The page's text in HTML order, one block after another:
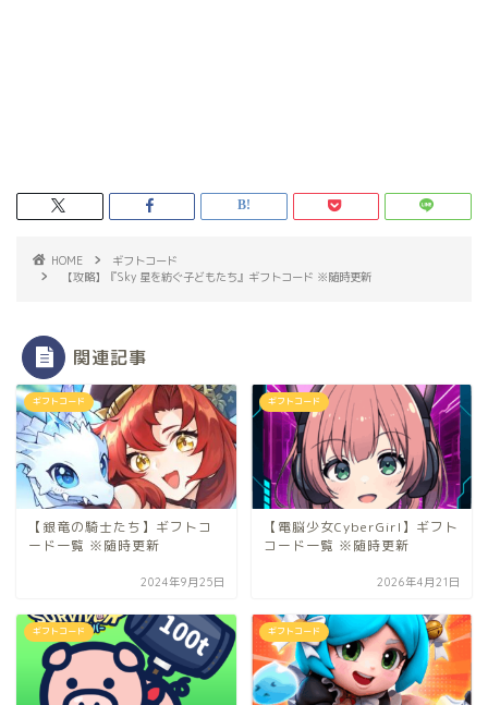
HOME
ギフトコード
【攻略】『Sky 星を紡ぐ子どもたち』ギフトコード ※随時更新
関連記事
ギフトコード
【銀竜の騎士たち】ギフトコ
ード一覧 ※随時更新
2024年9月25日
ギフトコード
【電脳少女CyberGirl】ギフト
コード一覧 ※随時更新
2026年4月21日
ギフトコード ギフトコード